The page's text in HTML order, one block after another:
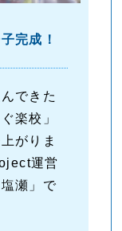
完成！
できた
楽校」
がりま
運営
瀬」で